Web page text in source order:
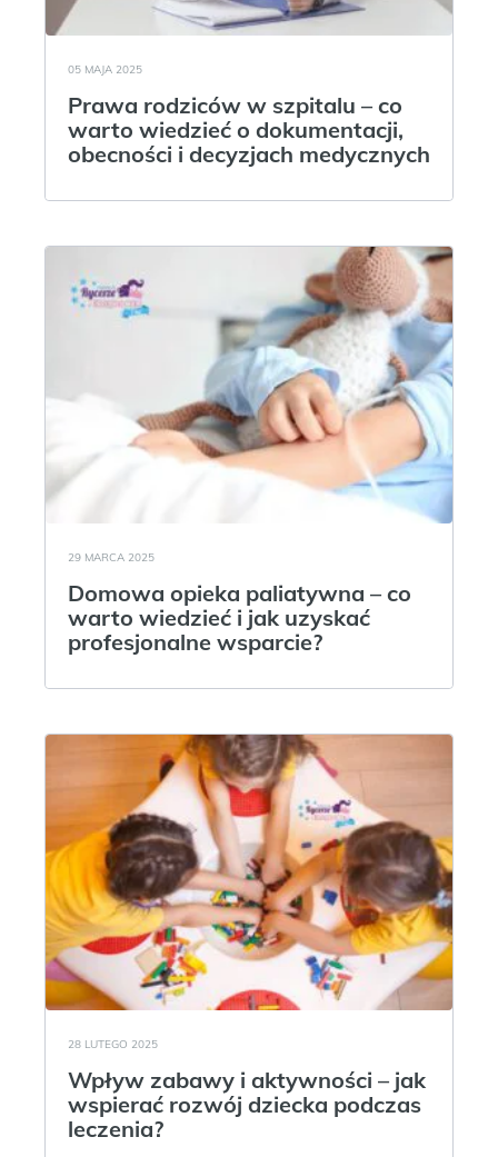
05 MAJA 2025
Prawa rodziców w szpitalu – co
warto wiedzieć o dokumentacji,
obecności i decyzjach medycznych
29 MARCA 2025
Domowa opieka paliatywna – co
warto wiedzieć i jak uzyskać
profesjonalne wsparcie?
28 LUTEGO 2025
Wpływ zabawy i aktywności – jak
wspierać rozwój dziecka podczas
leczenia?